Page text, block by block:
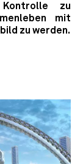
zu
mit
zu werden.